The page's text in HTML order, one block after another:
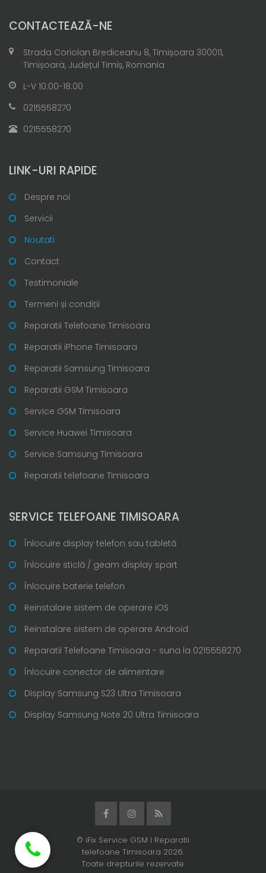
CONTACTEAZĂ-NE
Strada Coriolan Brediceanu 8, Timișoara 300011,
Timișoara, Județul Timiș, Romania
L-V 10:00-18:00
0215558270
0215558270
LINK-URI RAPIDE
Despre noi
Servicii
Noutati
Contact
Testimoniale
Termeni și condiții
Reparatii Telefoane Timisoara
Reparatii iPhone Timisoara
Reparatii Samsung Timisoara
Reparatii GSM Timisoara
Service GSM Timisoara
Service Huawei Timisoara
Service Samsung Timisoara
Reparatii telefoane Timisoara
SERVICE TELEFOANE TIMISOARA
Înlocuire display telefon sau tabletă
Înlocuire sticlă / geam display spart
Înlocuire baterie telefon
Reinstalare sistem de operare iOS
Reinstalare sistem de operare Android
Reparatii Telefoane Timisoara - suna la 0215558270
Înlocuire conector de alimentare
Display Samsung S23 Ultra Timisoara
Display Samsung Note 20 Ultra Timisoara
© iFix Service GSM I Reparatii
telefoane Timisoara 2026.
Toate drepturile rezervate.